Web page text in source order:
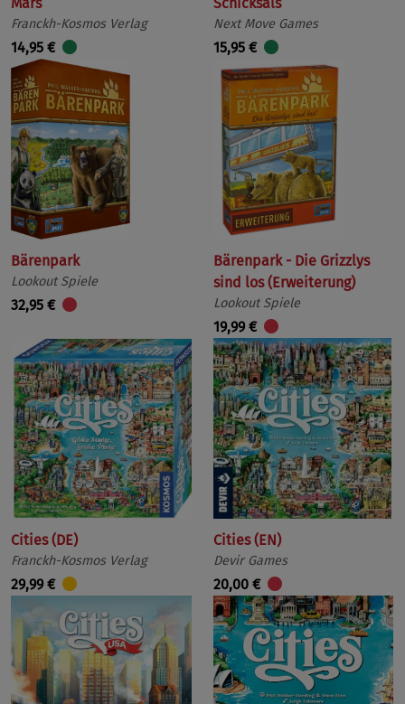
Franckh-Kosmos Verlag
14,95 €
Next Move Games
15,95 €
Bärenpark
Lookout Spiele
32,95 €
Bärenpark - Die Grizzlys
sind los (Erweiterung)
Lookout Spiele
19,99 €
Cities (DE)
Franckh-Kosmos Verlag
29,99 €
Cities (EN)
Devir Games
20,00 €